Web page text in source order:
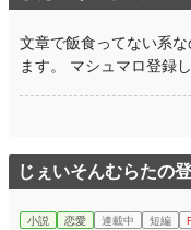
文章で飯食ってない系
ます。 マシュマロ登録
じぇいそんむらたの
小説 恋愛 連載中 短編